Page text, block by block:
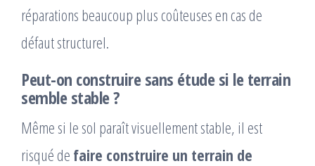
réparations beaucoup plus coûteuses en cas de
défaut structurel.
Peut-on construire sans étude si le terrain
semble stable ?
Même si le sol paraît visuellement stable, il est
risqué de faire construire un terrain de